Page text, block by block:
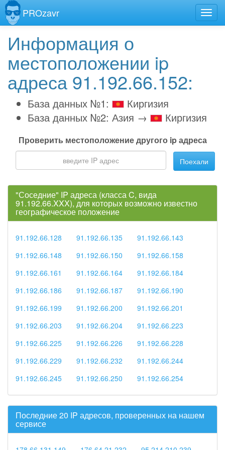
PROzavr
Информация о
местоположении ip
адреса 91.192.66.152:
База данных №1:
Киргизия
База данных №2: Азия →
Киргизия
Проверить местоположение другого ip адреса
Поехали
"Соседние" IP адреса (класса C, вида
91.192.66.XXX), для которых возможно известно
географическое положение
91.192.66.128 91.192.66.135
91.192.66.143
91.192.66.148
91.192.66.150
91.192.66.158
91.192.66.161
91.192.66.164
91.192.66.184
91.192.66.186
91.192.66.187
91.192.66.190
91.192.66.199
91.192.66.200
91.192.66.201
91.192.66.203
91.192.66.204
91.192.66.223
91.192.66.225
91.192.66.226
91.192.66.228
91.192.66.229
91.192.66.232
91.192.66.244
91.192.66.245
91.192.66.250 91.192.66.254
Последние 20 IP адресов, проверенных на нашем
сервисе